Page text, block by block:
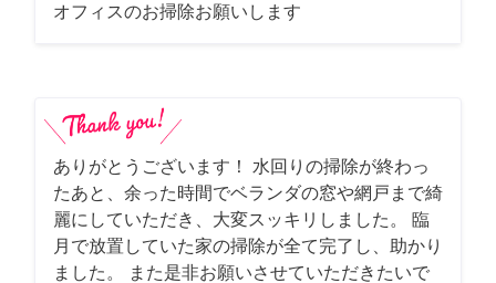
オフィスのお掃除お願いします
ありがとうございます！ 水回りの掃除が終わっ
たあと、余った時間でベランダの窓や網戸まで綺
麗にしていただき、大変スッキリしました。 臨
月で放置していた家の掃除が全て完了し、助かり
ました。 また是非お願いさせていただきたいで